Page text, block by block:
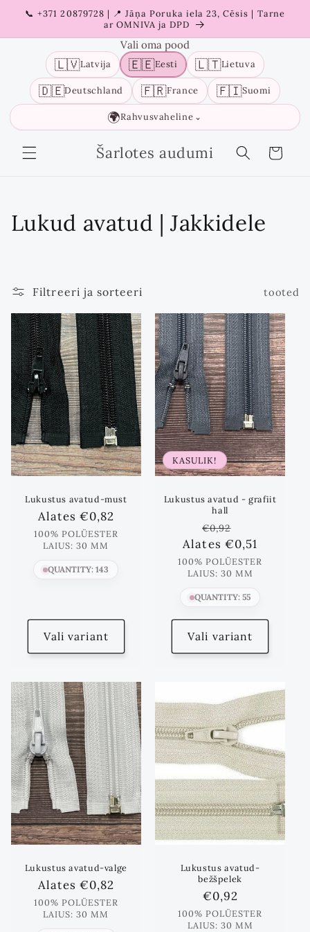
sisu
📞 +371 20879728 | 📍 Jāņa Poruka iela 23, Cēsis | Tarne
ar OMNIVA ja DPD
Vali oma pood
🇱🇻Latvija 🇪🇪Eesti 🇱🇹Lietuva
🇩🇪Deutschland 🇫🇷France 🇫🇮Suomi
🌍Rahvusvaheline ⌄
Šarlotes audumi Ostukorv
K
u
m
i
k
:
Lukud avatud | Jakkidele
Filtreeri ja sorteeri tooted
Lukustus avatud-must
Standards
hind
Alates €0,82
100% POLÜESTER
LAIUS: 30 MM
QUANTITY: 143
Vali variant
KASULIK!
Lukustus avatud - grafiit
hall
Standards
hind
€0,92
Alates €0,51
100% POLÜESTER
LAIUS: 30 MM
QUANTITY: 55
Vali variant
Lukustus avatud-valge
Standards
hind
Alates €0,82
100% POLÜESTER
LAIUS: 30 MM
Lukustus avatud-
bežšpelek
Standards
hind
€0,92
100% POLÜESTER
LAIUS: 30 MM